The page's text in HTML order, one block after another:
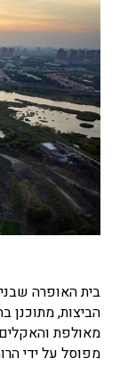
הביצות,
מאולפת
מפוסל על ידי